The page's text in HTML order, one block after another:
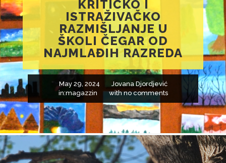
KRITIČKO I
ISTRAŽIVAČKO
RAZMIŠLJANJE U
ŠKOLI ČEGAR OD
NAJMLAĐIH RAZREDA
May 29, 2024
Jovana Djordjević
in:magazzin withno comments